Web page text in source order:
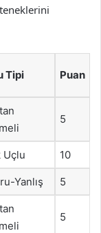
Tipi Puan
5
Uçlu 10
Yanlış 5
5